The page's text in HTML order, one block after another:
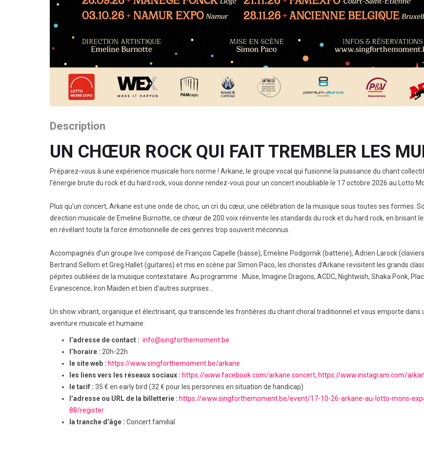
Description
UN CHŒUR ROCK QUI FAIT TREMBLER LES
Préparez-vous à une expérience musicale hors norme ! Arkane, le groupe vocal qui fusionne la puissance du chant
l’énergie brute du rock et du hard rock, vous donne rendez-vous pour un concert inoubliable le 17 octobre 2026 au Lotto
Plus qu’un concert, Arkane est une onde de choc, un cri du cœur, une célébration de la musique sous toutes ses formes.
direction musicale de Emeline Burnotte, ce chœur de 200 voix réinvente les standards du rock et du hard rock, en brisant
en révélant toute la force émotionnelle de ces genres trop souvent méconnus.
Accompagnés d’un groupe live composé de François Capelle (basse), Emeline Podgornik (batterie), Adrien Larock
Bertrand Sellom et Greg Hallet (guitares) et mis en scène par Simon Paco, les choristes d’Arkane revisitent les grands
pépites oubliées de la musique contestataire. Au programme : Muse, Imagine Dragons, ACDC, Nightwish, Shaka Ponk,
Evanescence, Iron Maiden et bien d’autres surprises…
Un show vibrant, organique et électrisant, qui transcende les frontières du chant choral traditionnel et vous emporte dans
aventure musicale et humaine.
l’adresse de contact : info@singforthemoment.be
l’horaire : 20h-22h
le site web : https://www.singforthemoment.be/arkane
les liens vers les réseaux sociaux : https://www.facebook.com/arkane.concert, https://www.instagram.com/
le tarif : 35 € en early bird (32 € pour les personnes en situation de handicap)
l’adresse ou URL de la billetterie : https://www.singforthemoment.be/event/17-10-26-arkane-au-lotto-mons-
88/register
la tranche d’âge : Concert familial